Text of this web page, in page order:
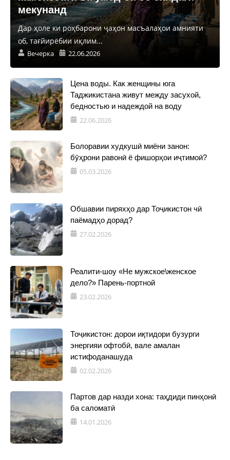
мекунанд
Дар ҳоле ки роҳбарони ҷаҳон масъалаҳои амнияти
об, тағйирёбии иқлим...
Вечерка 22.06.2026
Цена воды. Как женщины юга
Таджикистана живут между засухой,
бедностью и надеждой на воду
22.06.2026
Болоравии худкушӣ миёни занон:
бӯҳрони равонӣ ё фишорҳои иҷтимоӣ?
05.03.2026
Обшавии пиряхҳо дар Тоҷикистон чӣ
паёмадҳо дорад?
27.02.2026
Реалити-шоу «Не мужское\женское
дело?» Парень-портной
23.02.2026
Тоҷикистон: дорои иқтидори бузурги
энергияи офтобӣ, вале амалан
истифоданашуда
02.02.2026
Партов дар назди хона: таҳдиди пинҳонӣ
ба саломатӣ
14.01.2026